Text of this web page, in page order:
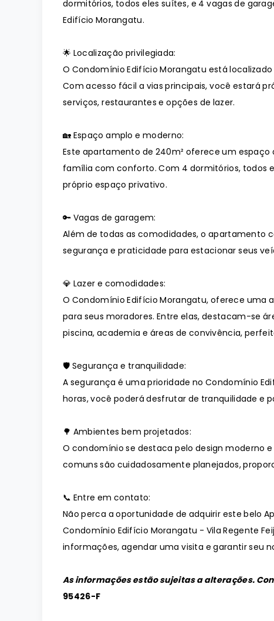
dormitórios, todos eles suítes, e 4 vagas de
Edifício Morangatu.
🌟 Localização privilegiada:
O Condomínio Edifício Morangatu está
Com acesso fácil a vias principais, você estará
serviços, restaurantes e opções de lazer.
🏡 Espaço amplo e moderno:
Este apartamento de 240m² oferece um
família com conforto. Com 4 dormitórios, todos
próprio espaço privativo.
🔑 Vagas de garagem:
Além de todas as comodidades, o apartamento
segurança e praticidade para estacionar seus
💎 Lazer e comodidades:
O Condomínio Edifício Morangatu, oferece uma
para seus moradores. Entre elas, destacam-se
piscina, academia e áreas de convivência,
🛡️ Segurança e tranquilidade:
A segurança é uma prioridade no Condomínio
horas, você poderá desfrutar de tranquilidade e
🌳 Ambientes bem projetados:
O condomínio se destaca pelo design moderno
comuns são cuidadosamente planejados,
📞 Entre em contato:
Não perca a oportunidade de adquirir este belo
Condomínio Edifício Morangatu - Vila Regente
informações, agendar uma visita e garantir seu
As informações estão sujeitas a alterações.
95426-F